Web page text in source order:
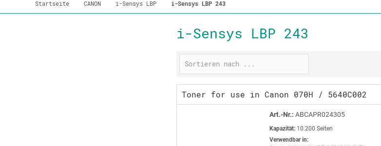
Startseite CANON i-Sensys LBP i-Sensys LBP 243
i-Sensys LBP 243
Toner for use in Canon 070H / 5640C002
Art.-Nr.: ABCAPR024305
Kapazität: 10.200 Seiten
Verwendbar in: